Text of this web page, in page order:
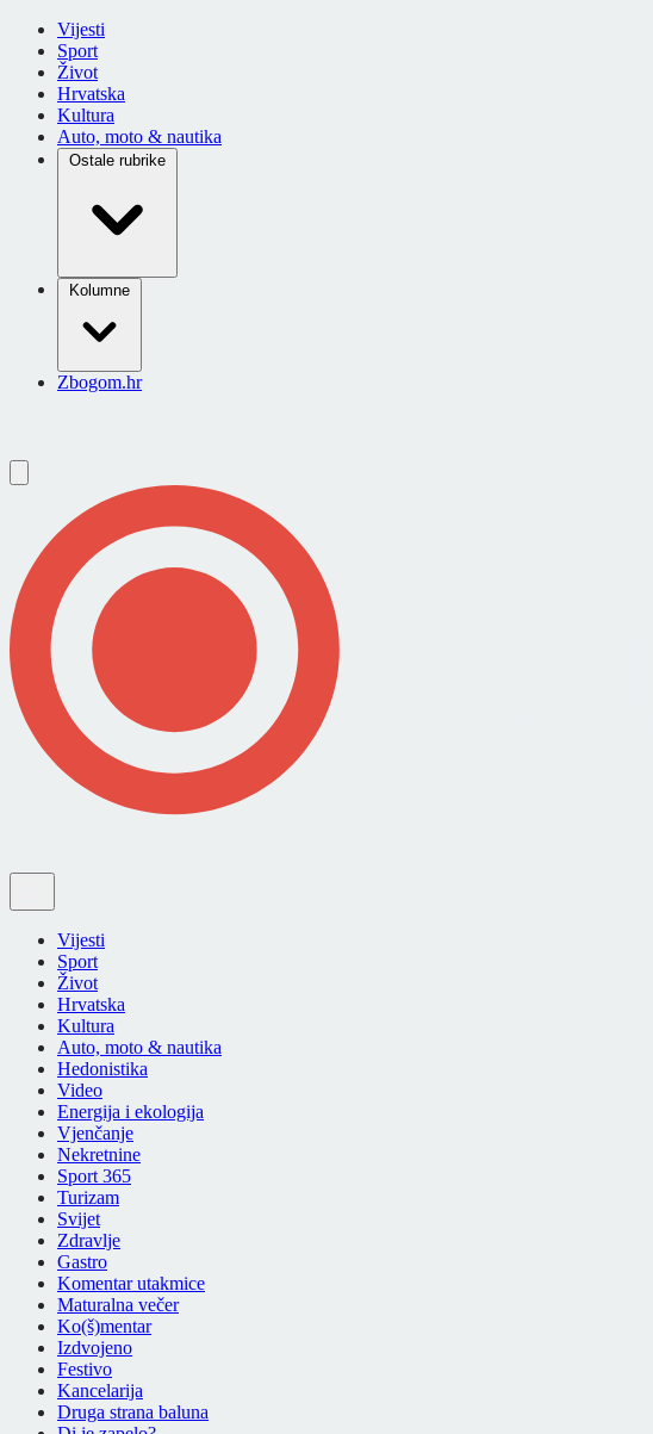
Vijesti
Sport
Život
Hrvatska
Kultura
Auto, moto & nautika
Ostale rubrike
Kolumne
Zbogom.hr
Vijesti
Sport
Život
Hrvatska
Kultura
Auto, moto & nautika
Hedonistika
Video
Energija i ekologija
Vjenčanje
Nekretnine
Sport 365
Turizam
Svijet
Zdravlje
Gastro
Komentar utakmice
Maturalna večer
Ko(š)mentar
Izdvojeno
Festivo
Kancelarija
Druga strana baluna